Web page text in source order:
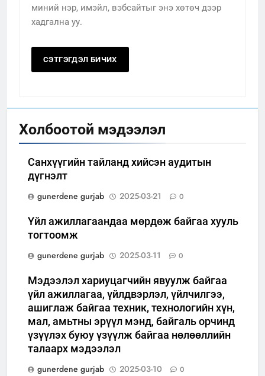
миний нэр, имэйл, вэбсайтыг энэ хөтөч дээр
хадгална уу.
Холбоотой мэдээлэл
Санхүүгийн тайланд хийсэн аудитын
дүгнэлт
gunerdene gurjab
2025-03-21 0
Үйл ажиллагаандаа мөрдөж байгаа хууль
тогтоомж
gunerdene gurjab
2025-03-11 0
Мэдээлэл хариуцагчийн явуулж байгаа
үйл ажиллагаа, үйлдвэрлэл, үйлчилгээ,
ашиглаж байгаа техник, технологийн хүн,
мал, амьтны эрүүл мэнд, байгаль орчинд
үзүүлэх буюу үзүүлж байгаа нөлөөллийн
талаарх мэдээлэл
gunerdene gurjab
2025-03-10 0